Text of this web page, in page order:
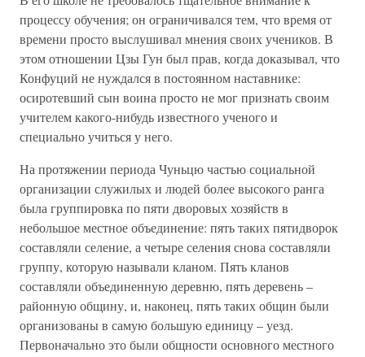
процессу обучения; он ограничивался тем, что время от
времени просто выслушивал мнения своих учеников. В
этом отношении Цзы Гун был прав, когда доказывал, что
Конфуций не нуждался в постоянном наставнике:
осиротевший сын воина просто не мог признать своим
учителем какого-нибудь известного ученого и
специально учиться у него.
На протяжении периода Чуньцю частью социальной
организации служилых и людей более высокого ранга
была группировка по пяти дворовых хозяйств в
небольшое местное объединение: пять таких пятидворок
составляли селение, а четыре селения снова составляли
группу, которую называли кланом. Пять кланов
составляли объединенную деревню, пять деревень –
районную общину, и, наконец, пять таких общин были
организованы в самую большую единицу – уезд.
Первоначально это были общности основного местного